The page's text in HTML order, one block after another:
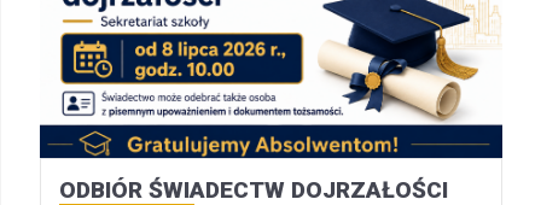
ODBIÓR ŚWIADECTW DOJRZAŁOŚCI